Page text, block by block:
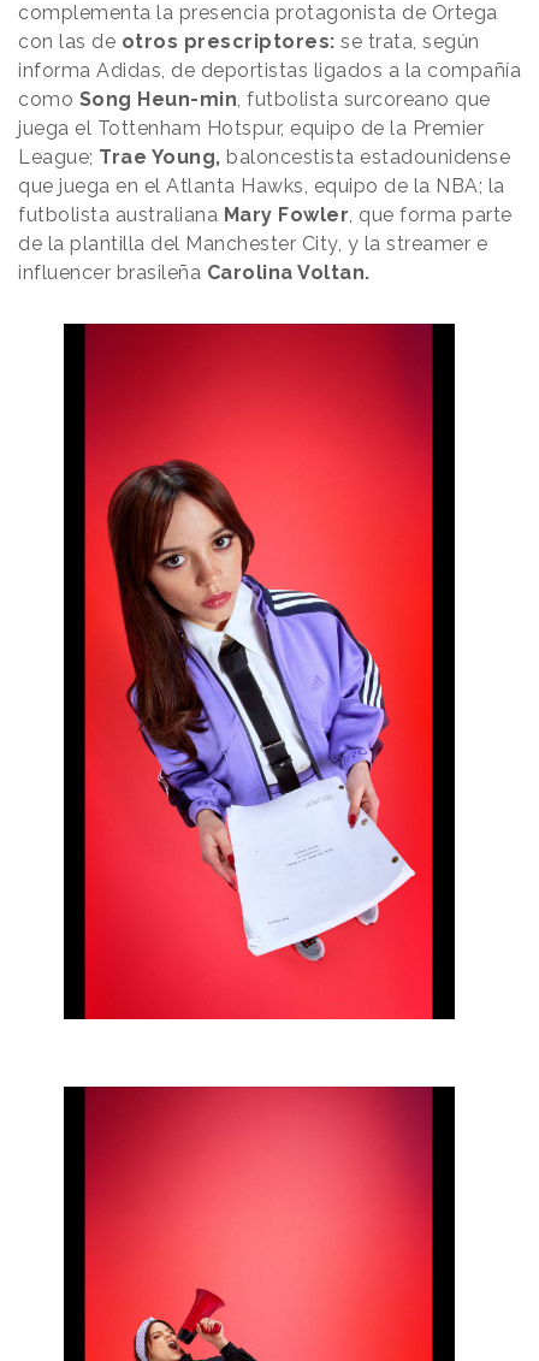
complementa la presencia protagonista de Ortega
con las de otros prescriptores: se trata, según
informa Adidas, de deportistas ligados a la compañía
como Song Heun-min, futbolista surcoreano que
juega el Tottenham Hotspur, equipo de la Premier
League; Trae Young, baloncestista estadounidense
que juega en el Atlanta Hawks, equipo de la NBA; la
futbolista australiana Mary Fowler, que forma parte
de la plantilla del Manchester City, y la streamer e
influencer brasileña Carolina Voltan.